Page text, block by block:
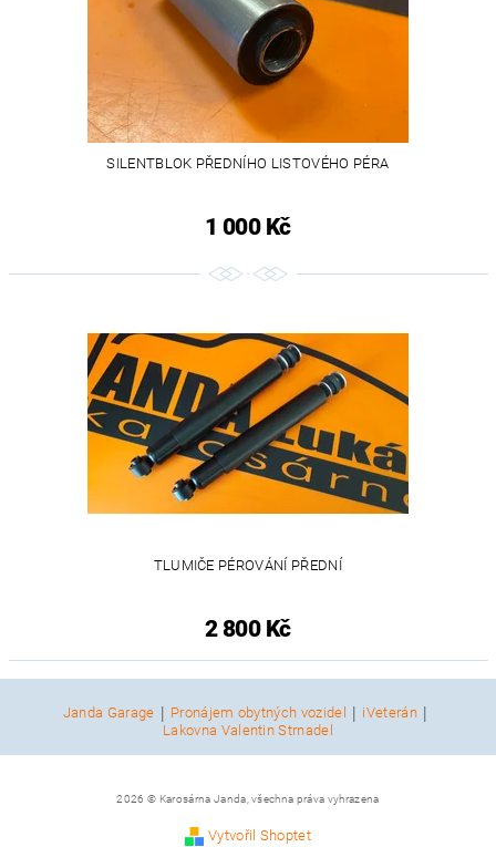
SILENTBLOK PŘEDNÍHO LISTOVÉHO PÉRA
1 000 Kč
TLUMIČE PÉROVÁNÍ PŘEDNÍ
2 800 Kč
Janda Garage Pronájem obytných vozidel iVeterán
Lakovna Valentin Strnadel
2026 © Karosárna Janda, všechna práva vyhrazena
Vytvořil Shoptet